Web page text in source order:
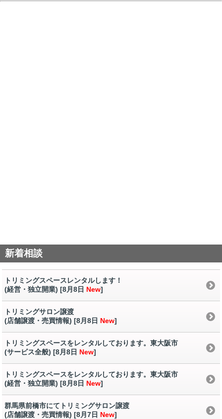
新着相談
トリミングスペースレンタルします！
(経営・独立開業) [8月8日 New]
トリミングサロン譲渡
(店舗譲渡・売買情報) [8月8日 New]
トリミングスペースをレンタルしております。東大阪市
(サービス全般) [8月8日 New]
トリミングスペースをレンタルしております。東大阪市
(経営・独立開業) [8月8日 New]
群馬県前橋市にてトリミングサロン譲渡
(店舗譲渡・売買情報) [8月7日 New]